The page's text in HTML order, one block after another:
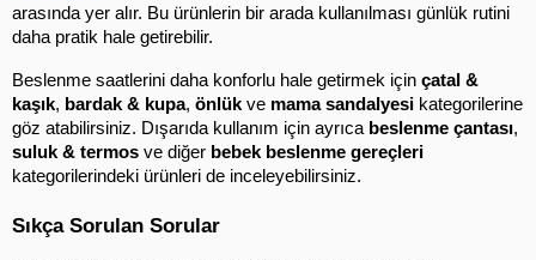
arasında yer alır. Bu ürünlerin bir arada kullanılması günlük rutini
daha pratik hale getirebilir.
Beslenme saatlerini daha konforlu hale getirmek için çatal &
kaşık, bardak & kupa, önlük ve mama sandalyesi kategorilerine
göz atabilirsiniz. Dışarıda kullanım için ayrıca beslenme çantası
suluk & termos ve diğer bebek beslenme gereçleri
kategorilerindeki ürünleri de inceleyebilirsiniz.
Sıkça Sorulan Sorular